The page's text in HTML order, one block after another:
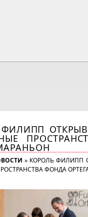
» КОРОЛЬ ФИЛИПП
ФОНДА